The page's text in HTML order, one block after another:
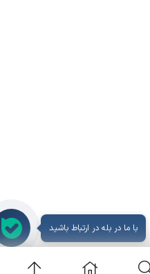
با ما در بله در ارتباط باشید
09939649482